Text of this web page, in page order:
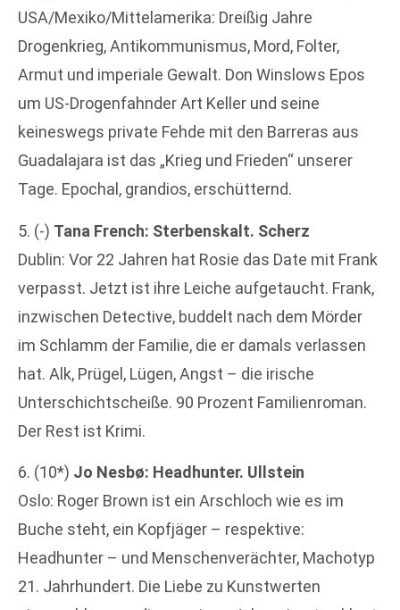
USA/Mexiko/Mittelamerika: Dreißig Jahre
Drogenkrieg, Antikommunismus, Mord, Folter,
Armut und imperiale Gewalt. Don Winslows Epos
um US-Drogenfahnder Art Keller und seine
keineswegs private Fehde mit den Barreras aus
Guadalajara ist das „Krieg und Frieden“ unserer
Tage. Epochal, grandios, erschütternd.
5. (-) Tana French: Sterbenskalt. Scherz
Dublin: Vor 22 Jahren hat Rosie das Date mit Frank
verpasst. Jetzt ist ihre Leiche aufgetaucht. Frank,
inzwischen Detective, buddelt nach dem Mörder
im Schlamm der Familie, die er damals verlassen
hat. Alk, Prügel, Lügen, Angst – die irische
Unterschichtscheiße. 90 Prozent Familienroman.
Der Rest ist Krimi.
6. (10*) Jo Nesbø: Headhunter. Ullstein
Oslo: Roger Brown ist ein Arschloch wie es im
Buche steht, ein Kopfjäger – respektive:
Headhunter – und Menschenverächter, Machotyp
21. Jahrhundert. Die Liebe zu Kunstwerten